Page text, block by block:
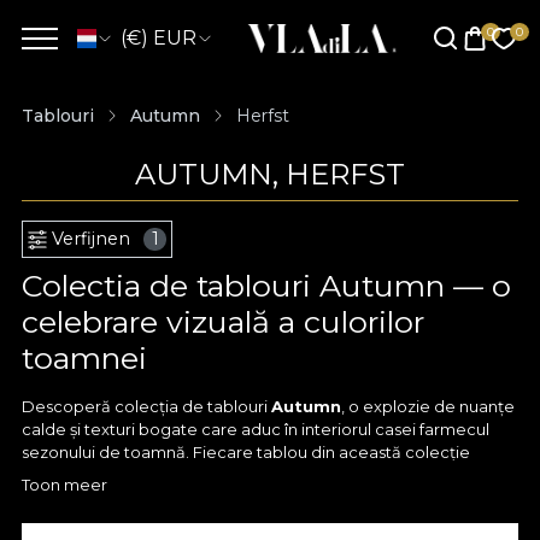
(€) EUR
Tablouri Autumn Herfst
AUTUMN, HERFST
Verfijnen 1
Colectia de tablouri Autumn — o
celebrare vizuală a culorilor
toamnei
Descoperă colecția de tablouriAutumn , o explozie de nuanțe
calde și texturi bogate care aduc în interiorul casei farmecul
sezonului de toamnă. Fiecare tablou din această colecție
rafinament. Este alegerea perfectă pentru cei care iubesc
Toon meer